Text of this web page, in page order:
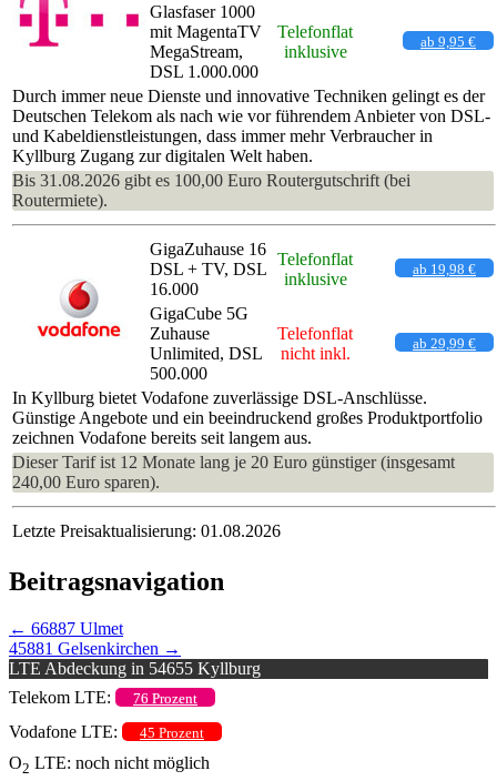
Glasfaser 1000
mit MagentaTV
MegaStream,
DSL 1.000.000
Telefonflat
inklusive
ab 9,95 €
Durch immer neue Dienste und innovative Techniken gelingt es der
Deutschen Telekom als nach wie vor führendem Anbieter von DSL-
und Kabeldienstleistungen, dass immer mehr Verbraucher in
Kyllburg Zugang zur digitalen Welt haben.
Bis 31.08.2026 gibt es 100,00 Euro Routergutschrift (bei
Routermiete).
GigaZuhause 16
DSL + TV, DSL
16.000
Telefonflat
inklusive
ab 19,98 €
GigaCube 5G
Zuhause
Unlimited, DSL
500.000
Telefonflat
nicht inkl.
ab 29,99 €
In Kyllburg bietet Vodafone zuverlässige DSL-Anschlüsse.
Günstige Angebote und ein beeindruckend großes Produktportfolio
zeichnen Vodafone bereits seit langem aus.
Dieser Tarif ist 12 Monate lang je 20 Euro günstiger (insgesamt
240,00 Euro sparen).
Letzte Preisaktualisierung: 01.08.2026
Beitragsnavigation
← 66887 Ulmet
45881 Gelsenkirchen →
LTE Abdeckung in 54655 Kyllburg
Telekom LTE:
76 Prozent
Vodafone LTE: 45 Prozent
O2 LTE: noch nicht möglich